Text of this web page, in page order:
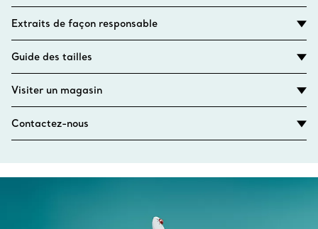
Extraits de façon responsable
Guide des tailles
Visiter un magasin
Contactez-nous